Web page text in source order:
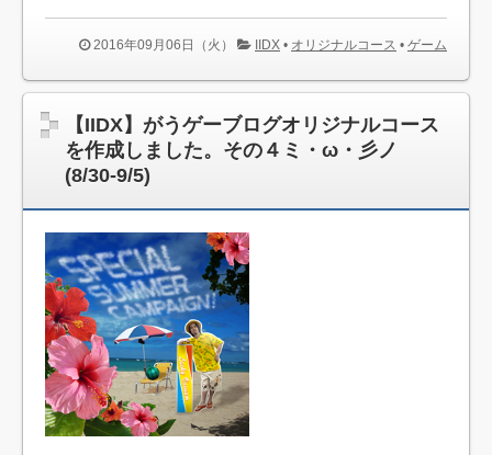
2016年09月06日（火） IIDX • オリジナルコース • ゲーム
【IIDX】がうゲーブログオリジナルコース
を作成しました。その４ミ・ω・彡ノ
(8/30-9/5)